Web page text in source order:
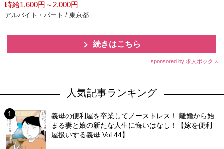
時給1,600円～2,000円
アルバイト・パート / 東京都
続きはこちら
sponsored by 求人ボックス
人気記事ランキング
義母の便利屋を卒業してノーストレス！ 離婚から始
まる妻と娘の新たな人生に悔いはなし！【嫁を便利
屋扱いする義母 Vol.44】